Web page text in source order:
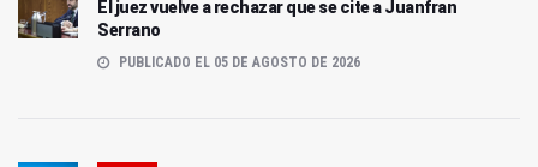
El juez vuelve a rechazar que se cite a Juanfran
Serrano
PUBLICADO EL 05 DE AGOSTO DE 2026